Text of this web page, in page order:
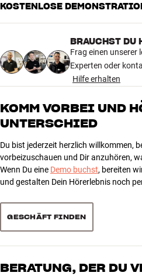
MASSE UND DESIGN
Gewicht (kg)
12,4
Gewicht der Verpackung (kg)
15,8
Maße (Verpackung)
36 x
tiefe)
Bodenständer für Lyngdorf MH-2 und
Verdeckte Kabelführung in der Säule
Hergestellt aus Aluminium und Stahl
Gewicht: 5,8 kg
Farbe: Schwarz (pulverbeschichtet)
Inklusive Schrauben für die Montage
KOSTENLOSE
BRAUCHST DU
Frag einen unserer
Experten oder
Hilfe erhalten
KOMM VORBEI UND
UNTERSCHIED
Du bist jederzeit herzlich willkommen,
vorbeizuschauen und Dir anzuhören,
Wenn Du eine Demo buchst, bereiten
und gestalten Dein Hörerlebnis noch
GESCHÄFT FINDEN
BERATUNG, DER DU